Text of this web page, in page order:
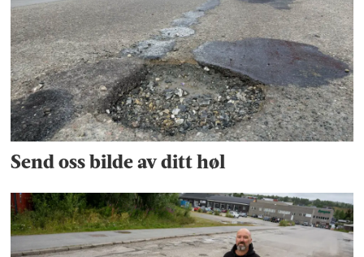
Send oss bilde av ditt høl